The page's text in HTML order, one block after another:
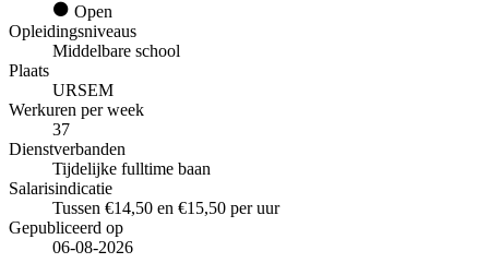
Open
Opleidingsniveaus
Middelbare school
Plaats
URSEM
Werkuren per week
37
Dienstverbanden
Tijdelijke fulltime baan
Salarisindicatie
Tussen €14,50 en €15,50 per uur
Gepubliceerd op
06-08-2026